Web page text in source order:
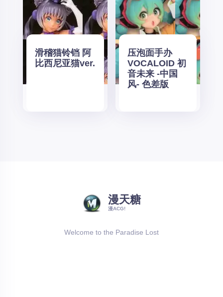
滑稽猫铃铛 阿
比西尼亚猫ver.
压泡面手办
VOCALOID 初
音未来 -中国
风- 色差版
漫天糖
漫ACG!
Welcome to the Paradise Lost